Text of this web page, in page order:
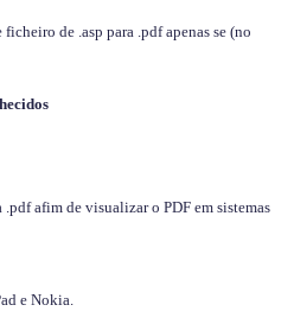
de .asp para .pdf apenas se (no
afim de visualizar o PDF em sistemas
e Nokia.